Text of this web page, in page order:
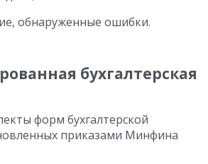
обнаруженные ошибки.
бухгалтерская
форм бухгалтерской
приказами Минфина